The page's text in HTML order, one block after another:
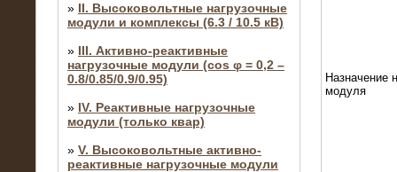
» II. Высоковольтные нагрузочные
модули и комплексы (6.3 / 10.5 кВ)
» III. Активно-реактивные
нагрузочные модули (cos φ = 0,2 –
0.8/0.85/0.9/0.95)
» IV. Реактивные нагрузочные
модули (только квар)
» V. Высоковольтные активно-
реактивные нагрузочные модули
Назначение
модуля